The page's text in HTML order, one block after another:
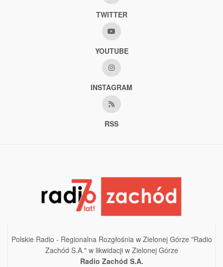
TWITTER
YOUTUBE
INSTAGRAM
RSS
Polskie Radio - Regionalna Rozgłośnia w Zielonej Górze "Radio
Zachód S.A." w likwidacji w Zielonej Górze
Radio Zachód S.A.